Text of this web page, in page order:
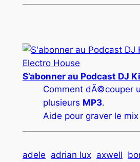
S’abonner au Podcast DJ
Comment dÃ©couper
plusieurs MP3.
Aide pour graver le
adele adrian lux axwell